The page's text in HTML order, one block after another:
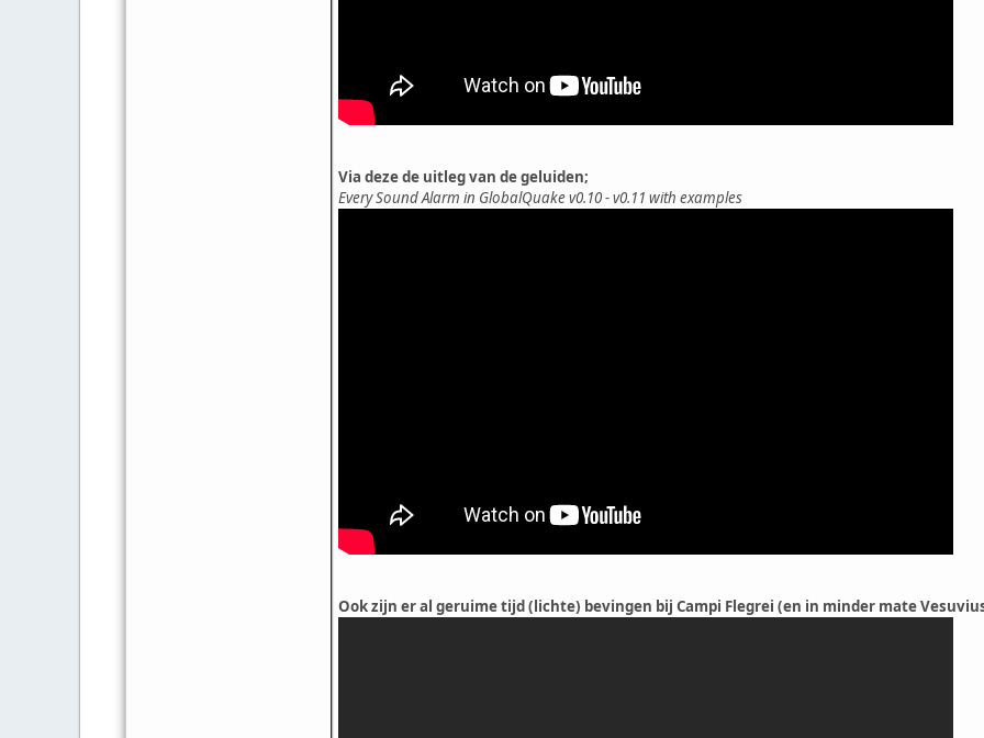
Via deze de uitleg van de geluiden;
Every Sound Alarm in GlobalQuake v0.10 - v0.11 with examples
Ook zijn er al geruime tijd (lichte) bevingen bij Campi Flegrei (en in minder mate